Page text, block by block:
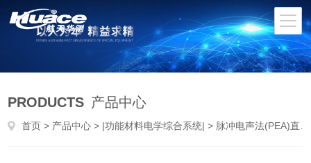
PRODUCTS 产品中心
首页 > 产品中心 > |功能材料电学综合系统| > 脉冲电声法(PEA)直流或交流场下的空间电荷测量系统